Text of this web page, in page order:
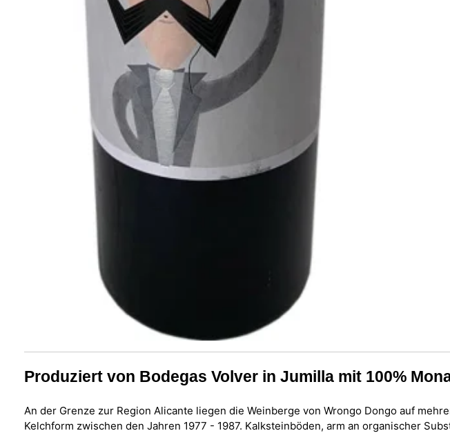
Produziert von Bodegas Volver in Jumilla mit 100%
An der Grenze zur Region Alicante liegen die Weinberge von Wrongo Dongo auf
Kelchform zwischen den Jahren 1977 - 1987. Kalksteinböden, arm an organischer